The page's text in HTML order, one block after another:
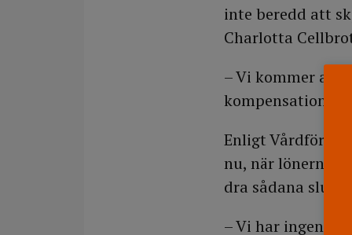
inte beredd att
Charlotta
– Vi kommer att
kompensationer
Enligt
nu, när lönerna
dra sådana
– Vi har ingen